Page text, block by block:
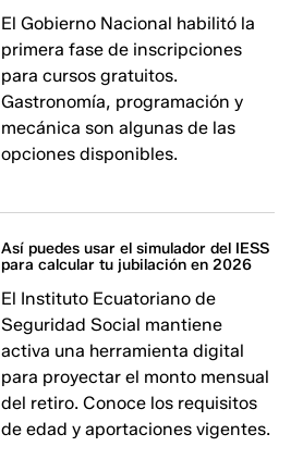
El Gobierno Nacional habilitó la
primera fase de inscripciones
para cursos gratuitos.
Gastronomía, programación y
mecánica son algunas de las
opciones disponibles.
Así puedes usar el simulador del IESS
para calcular tu jubilación en 2026
El Instituto Ecuatoriano de
Seguridad Social mantiene
activa una herramienta digital
para proyectar el monto mensual
del retiro. Conoce los requisitos
de edad y aportaciones vigentes.